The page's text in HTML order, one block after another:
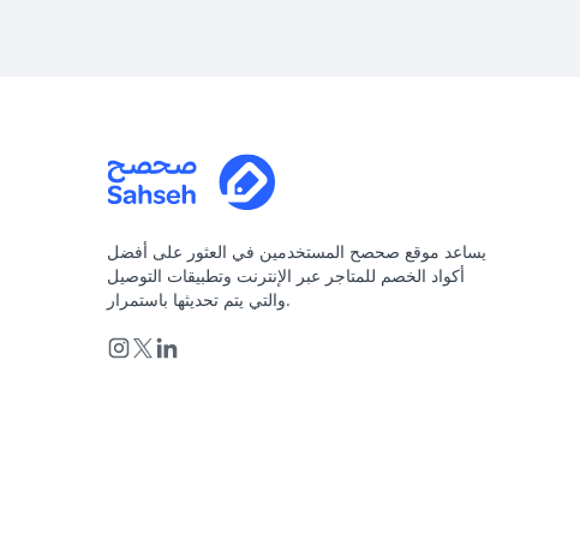
يساعد موقع صحصح المستخدمين في العثور على أفضل
أكواد الخصم للمتاجر عبر الإنترنت وتطبيقات التوصيل
والتي يتم تحديثها باستمرار.